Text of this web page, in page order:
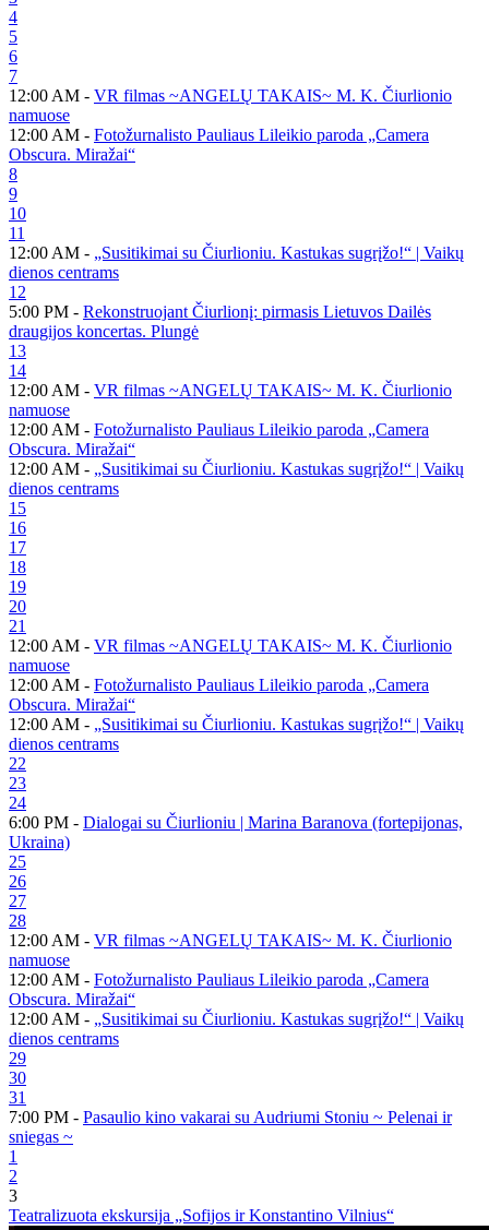
4
5
6
7
12:00 AM - VR filmas ~ANGELŲ TAKAIS~ M. K. Čiurlionio
namuose
12:00 AM - Fotožurnalisto Pauliaus Lileikio paroda „Camera
Obscura. Miražai“
8
9
10
11
12:00 AM - „Susitikimai su Čiurlioniu. Kastukas sugrįžo!“ | Vaikų
dienos centrams
12
5:00 PM - Rekonstruojant Čiurlionį: pirmasis Lietuvos Dailės
draugijos koncertas. Plungė
13
14
12:00 AM - VR filmas ~ANGELŲ TAKAIS~ M. K. Čiurlionio
namuose
12:00 AM - Fotožurnalisto Pauliaus Lileikio paroda „Camera
Obscura. Miražai“
12:00 AM - „Susitikimai su Čiurlioniu. Kastukas sugrįžo!“ | Vaikų
dienos centrams
15
16
17
18
19
20
21
12:00 AM - VR filmas ~ANGELŲ TAKAIS~ M. K. Čiurlionio
namuose
12:00 AM - Fotožurnalisto Pauliaus Lileikio paroda „Camera
Obscura. Miražai“
12:00 AM - „Susitikimai su Čiurlioniu. Kastukas sugrįžo!“ | Vaikų
dienos centrams
22
23
24
6:00 PM - Dialogai su Čiurlioniu | Marina Baranova (fortepijonas,
Ukraina)
25
26
27
28
12:00 AM - VR filmas ~ANGELŲ TAKAIS~ M. K. Čiurlionio
namuose
12:00 AM - Fotožurnalisto Pauliaus Lileikio paroda „Camera
Obscura. Miražai“
12:00 AM - „Susitikimai su Čiurlioniu. Kastukas sugrįžo!“ | Vaikų
dienos centrams
29
30
31
7:00 PM - Pasaulio kino vakarai su Audriumi Stoniu ~ Pelenai ir
sniegas ~
1
2
3
Teatralizuota ekskursija „Sofijos ir Konstantino Vilnius“